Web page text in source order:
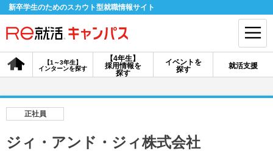
新卒学生のためのスカウト型就職情報サイト
【4年生】
採用情報を
探す
【1～3年生】
インターンを探す
イベントを
探す
就活支援
会員登録 ログイン
正社員
ジィ・アンド・ジィ株式会社